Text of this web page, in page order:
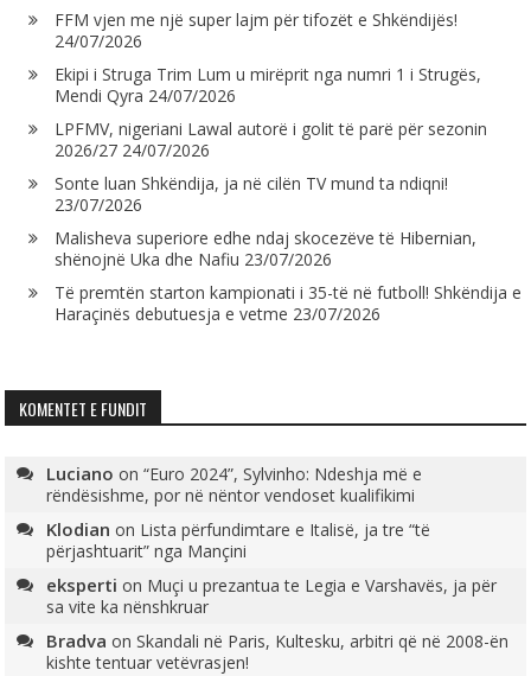
FFM vjen me një super lajm për tifozët e Shkëndijës!
24/07/2026
Ekipi i Struga Trim Lum u mirëprit nga numri 1 i Strugës,
Mendi Qyra 24/07/2026
LPFMV, nigeriani Lawal autorë i golit të parë për sezonin
2026/27 24/07/2026
Sonte luan Shkëndija, ja në cilën TV mund ta ndiqni!
23/07/2026
Malisheva superiore edhe ndaj skocezëve të Hibernian,
shënojnë Uka dhe Nafiu 23/07/2026
Të premtën starton kampionati i 35-të në futboll! Shkëndija e
Haraçinës debutuesja e vetme 23/07/2026
KOMENTET E FUNDIT
Luciano on“Euro 2024”, Sylvinho: Ndeshja më e
rëndësishme, por në nëntor vendoset kualifikimi
Klodian on Lista përfundimtare e Italisë, ja tre “të
përjashtuarit” nga Mançini
eksperti on Muçi u prezantua te Legia e Varshavës, ja për
sa vite ka nënshkruar
Bradva onSkandali në Paris, Kultesku, arbitri që në 2008-ën
kishte tentuar vetëvrasjen!